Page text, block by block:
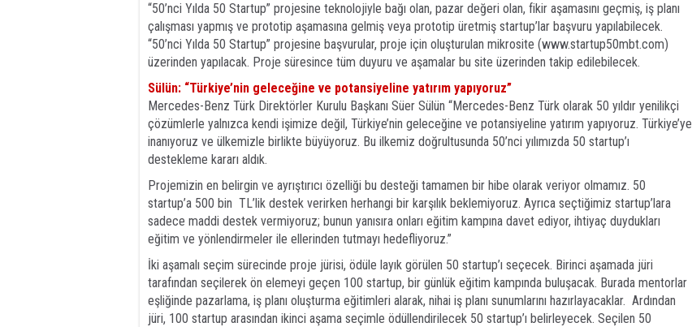
“50’nci Yılda 50 Startup” projesine teknolojiyle bağı olan, pazar değeri olan, fikir aşamasını geçmiş, iş planı
çalışması yapmış ve prototip aşamasına gelmiş veya prototip üretmiş startup’lar başvuru yapılabilecek.
“50’nci Yılda 50 Startup” projesine başvurular, proje için oluşturulan mikrosite (www.startup50mbt.com)
üzerinden yapılacak. Proje süresince tüm duyuru ve aşamalar bu site üzerinden takip edilebilecek.
Sülün: “Türkiye’nin geleceğine ve potansiyeline yatırım yapıyoruz”
Mercedes-Benz Türk Direktörler Kurulu Başkanı Süer Sülün “Mercedes-Benz Türk olarak 50 yıldır yenilikçi
çözümlerle yalnızca kendi işimize değil, Türkiye’nin geleceğine ve potansiyeline yatırım yapıyoruz. Türkiye’ye
inanıyoruz ve ülkemizle birlikte büyüyoruz. Bu ilkemiz doğrultusunda 50’nci yılımızda 50 startup’ı
destekleme kararı aldık.
Projemizin en belirgin ve ayrıştırıcı özelliği bu desteği tamamen bir hibe olarak veriyor olmamız. 50
startup’a 500 bin TL’lik destek verirken herhangi bir karşılık beklemiyoruz. Ayrıca seçtiğimiz startup’lara
sadece maddi destek vermiyoruz; bunun yanısıra onları eğitim kampına davet ediyor, ihtiyaç duydukları
eğitim ve yönlendirmeler ile ellerinden tutmayı hedefliyoruz.”
İki aşamalı seçim sürecinde proje jürisi, ödüle layık görülen 50 startup’ı seçecek. Birinci aşamada jüri
tarafından seçilerek ön elemeyi geçen 100 startup, bir günlük eğitim kampında buluşacak. Burada mentorlar
eşliğinde pazarlama, iş planı oluşturma eğitimleri alarak, nihai iş planı sunumlarını hazırlayacaklar. Ardından
jüri, 100 startup arasından ikinci aşama seçimle ödüllendirilecek 50 startup’ı belirleyecek. Seçilen 50